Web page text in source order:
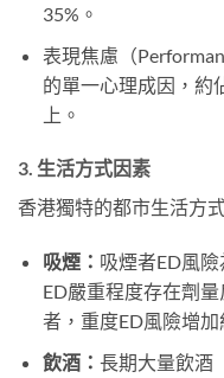
35%。
表現焦慮（
的單一心理成因，約
上。
3. 生活方式因素
香港獨特的都市生活方
吸煙： 吸煙者ED風
ED嚴重程度存在劑
者，重度ED風險增加
飲酒： 長期大量飲酒